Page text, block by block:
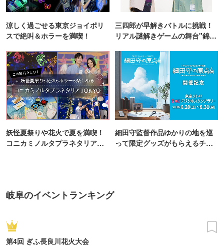
涼しく過ごせる東京ジョイポリ
スで絶叫＆ホラーを満喫！
三四郎が早解きバトルに挑戦！
リアル謎解きゲームの舞台"錦糸
妖怪夏祭りや花火で夏を満喫！
コニカミノルタプラネタリア
細田守監督作品ゆかりの地を巡
って限定グッズがもらえるチャ
岐阜のイベントランキング
第4回 ぎふ長良川花火大会